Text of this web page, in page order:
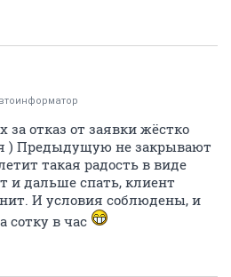
за отказ от заявки жёстко
) Предыдущую не закрывают
такая радость в виде
и дальше спать, клиент
И условия соблюдены, и
сотку в час